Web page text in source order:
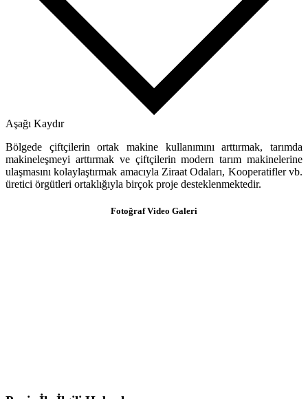
Aşağı Kaydır
Bölgede çiftçilerin ortak makine kullanımını arttırmak, tarımda
makineleşmeyi arttırmak ve çiftçilerin modern tarım makinelerine
ulaşmasını kolaylaştırmak amacıyla Ziraat Odaları, Kooperatifler vb.
üretici örgütleri ortaklığıyla birçok proje desteklenmektedir.
Fotoğraf Video Galeri